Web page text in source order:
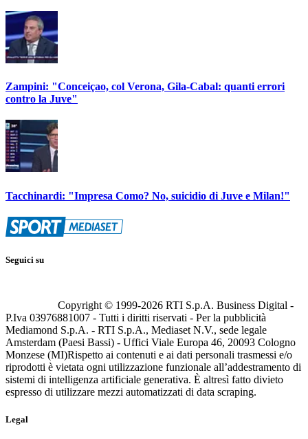
Zampini: "Conceiçao, col Verona, Gila-Cabal: quanti errori
contro la Juve"
Tacchinardi: "Impresa Como? No, suicidio di Juve e Milan!"
Seguici su
Copyright © 1999-2026 RTI S.p.A. Business Digital -
P.Iva 03976881007 - Tutti i diritti riservati - Per la pubblicità
Mediamond S.p.A. - RTI S.p.A., Mediaset N.V., sede legale
Amsterdam (Paesi Bassi) - Uffici Viale Europa 46, 20093 Cologno
Monzese (MI)Rispetto ai contenuti e ai dati personali trasmessi e/o
riprodotti è vietata ogni utilizzazione funzionale all’addestramento di
sistemi di intelligenza artificiale generativa. È altresì fatto divieto
espresso di utilizzare mezzi automatizzati di data scraping.
Legal